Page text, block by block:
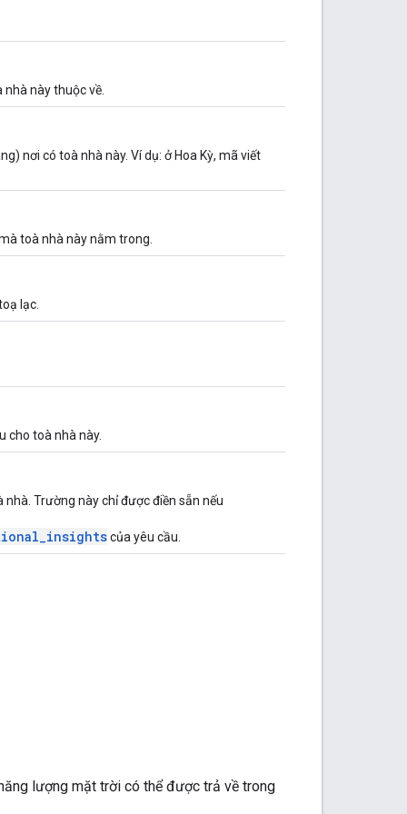
này thuộc về.
nơi có toà nhà này. Ví dụ: ở Hoa Kỳ, mã viết
toà nhà này nằm trong.
lạc.
cho toà nhà này.
Trường này chỉ được điền sẵn nếu
của yêu cầu.
lượng mặt trời có thể được trả về trong